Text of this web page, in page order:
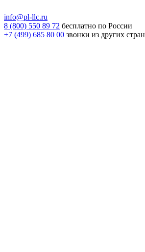
info@pl-llc.ru
8 (800) 550 89 72 бесплатно по России
+7 (499) 685 80 00 звонки из других стран